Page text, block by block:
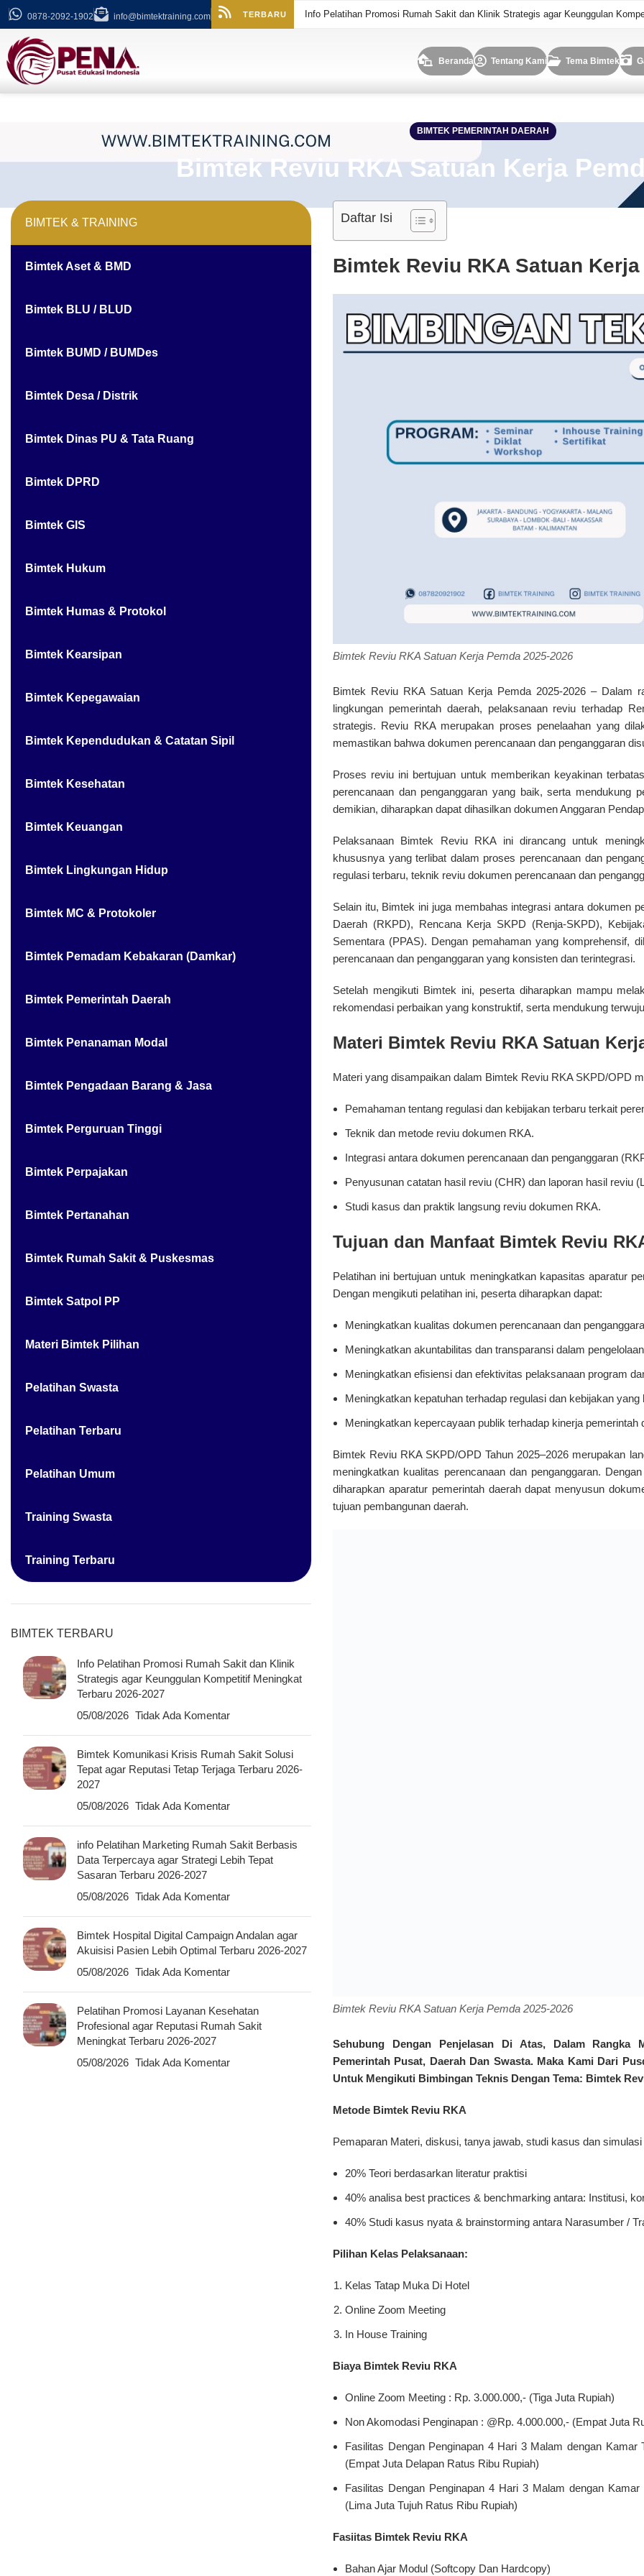
0878-2092-1902 info@bimtektraining.com TERBARU Info Pelatihan Promosi Rumah Sakit dan Klinik Strategis agar Keunggulan
Beranda Tentang Kami Tema Bimtek
BIMTEK PEMERINTAH DAERAH
Bimtek Reviu RKA Satuan Kerja
Daftar Isi
Bimtek Reviu RKA Satuan
Bimtek Reviu RKA Satuan Kerja Pemda 2025-2026
Bimtek Reviu RKASatuan Kerja Pemda 2025-2026 – Dalam
lingkungan pemerintah daerah, pelaksanaan reviu terhadap
strategis. Reviu RKA merupakan proses penelaahan yang
memastikan bahwa dokumen perencanaan dan penganggaran
Proses reviu ini bertujuan untuk memberikan keyakinan
perencanaan dan penganggaran yang baik, serta mendukung
demikian, diharapkan dapat dihasilkan dokumenAnggaran
Pelaksanaan Bimtek Reviu RKA ini dirancang untuk
khususnya yang terlibat dalam proses perencanaan dan
regulasi terbaru, teknik reviu dokumen perencanaan dan
Selain itu, Bimtek ini juga membahas integrasi antara dokumen
Daerah (RKPD), Rencana Kerja SKPD (Renja-SKPD),
Sementara (PPAS). Dengan pemahaman yang komprehensif,
perencanaan dan penganggaran yang konsisten dan terintegrasi.
Setelah mengikuti Bimtek ini, peserta diharapkan mampu
rekomendasi perbaikan yang konstruktif, serta mendukung
Materi Bimtek Reviu RKA Satuan
Materi yang disampaikan dalam Bimtek Reviu RKA SKPD/OPD
Pemahaman tentang regulasi dan kebijakan terbaru terkait
Teknik dan metode reviu dokumen RKA.
Integrasi antara dokumen perencanaan dan penganggaran
Penyusunan catatan hasil reviu (CHR) dan laporan hasil reviu
Studi kasus dan praktik langsung reviu dokumen RKA.
Tujuan dan Manfaat Bimtek Reviu
Pelatihan ini bertujuan untuk meningkatkan kapasitas aparatur
Dengan mengikuti pelatihan ini, peserta diharapkan dapat:
Meningkatkan kualitas dokumen perencanaan dan
Meningkatkan akuntabilitas dan transparansi dalam
Meningkatkan efisiensi dan efektivitas pelaksanaan program
Meningkatkan kepatuhan terhadap regulasi dan kebijakan yang
Meningkatkan kepercayaan publik terhadap kinerja pemerintah
Bimtek Reviu RKA SKPD/OPD Tahun 2025–2026 merupakan
meningkatkan kualitas perencanaan dan penganggaran.
diharapkan aparatur pemerintah daerah dapat menyusun
tujuan pembangunan daerah.
(Empat Juta Delapan Ratus Ribu Rupiah)
Fasilitas Dengan Penginapan 4 Hari 3 Malam dengan
(Lima Juta Tujuh Ratus Ribu Rupiah)
Fasiitas Bimtek Reviu RKA
Seminar Kit
Kuitansi Pembayaran Perpeserta
Sertifikat
Tas Kegiatan
Penjemputan Di Bandara / Stasiun Bagi Peserta Rombongan
JANUARI
11 – 12 Januari 2025
FEBRUARI
25 – 26 Januari 2025
30 – 31 Januari 2025
BIMTEK & TRAINING
Bimtek Aset & BMD
Bimtek BLU / BLUD
Bimtek BUMD / BUMDes
Bimtek Desa / Distrik
Bimtek Dinas PU & Tata Ruang
Bimtek DPRD
Bimtek GIS
Bimtek Hukum
Bimtek Humas & Protokol
Bimtek Kearsipan
Bimtek Kepegawaian
Bimtek Kependudukan & Catatan Sipil
Bimtek Kesehatan
Bimtek Keuangan
Bimtek Lingkungan Hidup
Bimtek MC & Protokoler
Bimtek Pemadam Kebakaran (Damkar)
Bimtek Pemerintah Daerah
Bimtek Penanaman Modal
Bimtek Pengadaan Barang & Jasa
Bimtek Perguruan Tinggi
Bimtek Perpajakan
Bimtek Pertanahan
Bimtek Rumah Sakit & Puskesmas
Bimtek Satpol PP
Materi Bimtek Pilihan
Pelatihan Swasta
Pelatihan Terbaru
Pelatihan Umum
Training Swasta
Training Terbaru
BIMTEK TERBARU
Info Pelatihan Promosi Rumah Sakit dan Klinik
Strategis agar Keunggulan Kompetitif Meningkat
Terbaru 2026-2027
05/08/2026 Tidak Ada Komentar
Bimtek Komunikasi Krisis Rumah Sakit Solusi
Tepat agar Reputasi Tetap Terjaga Terbaru 2026-
2027
05/08/2026 Tidak Ada Komentar
info Pelatihan Marketing Rumah Sakit Berbasis
Data Terpercaya agar Strategi Lebih Tepat
Sasaran Terbaru 2026-2027
05/08/2026 Tidak Ada Komentar
Bimtek Hospital Digital Campaign Andalan agar
Akuisisi Pasien Lebih Optimal Terbaru 2026-2027
05/08/2026 Tidak Ada Komentar
Pelatihan Promosi Layanan Kesehatan
Profesional agar Reputasi Rumah Sakit
Meningkat Terbaru 2026-2027
05/08/2026 Tidak Ada Komentar